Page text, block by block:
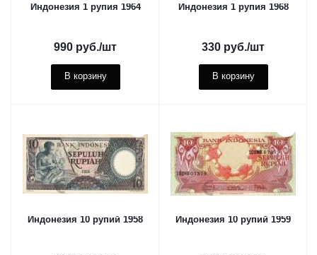
Индонезия 1 рупия 1964
990 руб./шт
В корзину
Индонезия 1 рупия 1968
330 руб./шт
В корзину
Индонезия 10 рупий 1958 Индонезия 10 рупий 1959